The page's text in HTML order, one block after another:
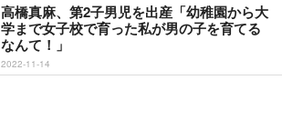
高橋真麻、第2子男児を出産「幼稚園から大
学まで女子校で育った私が男の子を育てる
なんて！」
2022-11-14